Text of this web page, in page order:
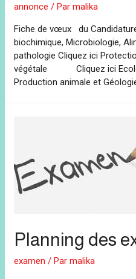
annonce / Parmalika
Fiche de vœux du
biochimique, Microbiologie,
pathologie Cliquez ici
végétale Cliquez ici
Production animale et
Planning des
examen / Parmalika